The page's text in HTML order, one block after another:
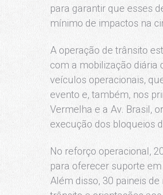
para garantir que esses
mínimo de impactos na
A operação de trânsito
com a mobilização diária
veículos operacionais,
evento e, também, nos
Vermelha e a Av. Brasil,
execução dos bloqueios
No reforço operacional,
para oferecer suporte
Além disso, 30 paineis